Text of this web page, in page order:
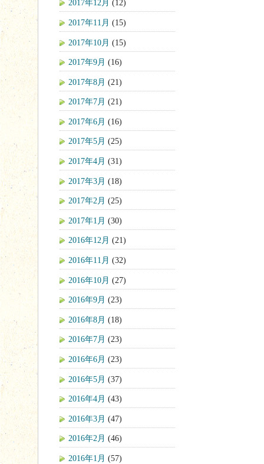
2017年12月 (12)
2017年11月 (15)
2017年10月 (15)
2017年9月 (16)
2017年8月 (21)
2017年7月 (21)
2017年6月 (16)
2017年5月 (25)
2017年4月 (31)
2017年3月 (18)
2017年2月 (25)
2017年1月 (30)
2016年12月 (21)
2016年11月 (32)
2016年10月 (27)
2016年9月 (23)
2016年8月 (18)
2016年7月 (23)
2016年6月 (23)
2016年5月 (37)
2016年4月 (43)
2016年3月 (47)
2016年2月 (46)
2016年1月 (57)